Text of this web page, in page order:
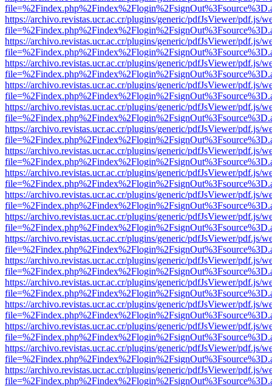
https://archivo.revistas.ucr.ac.cr/plugins/generic/pdfJsViewer/pdf.js/
https://archivo.revistas.ucr.ac.cr/plugins/generic/pdfJsViewer/pdf.js/
https://archivo.revistas.ucr.ac.cr/plugins/generic/pdfJsViewer/pdf.js/
https://archivo.revistas.ucr.ac.cr/plugins/generic/pdfJsViewer/pdf.js/
https://archivo.revistas.ucr.ac.cr/plugins/generic/pdfJsViewer/pdf.js/
https://archivo.revistas.ucr.ac.cr/plugins/generic/pdfJsViewer/pdf.js/
https://archivo.revistas.ucr.ac.cr/plugins/generic/pdfJsViewer/pdf.js/
https://archivo.revistas.ucr.ac.cr/plugins/generic/pdfJsViewer/pdf.js/
https://archivo.revistas.ucr.ac.cr/plugins/generic/pdfJsViewer/pdf.js/
https://archivo.revistas.ucr.ac.cr/plugins/generic/pdfJsViewer/pdf.js/
https://archivo.revistas.ucr.ac.cr/plugins/generic/pdfJsViewer/pdf.js/
https://archivo.revistas.ucr.ac.cr/plugins/generic/pdfJsViewer/pdf.js/
https://archivo.revistas.ucr.ac.cr/plugins/generic/pdfJsViewer/pdf.js/
https://archivo.revistas.ucr.ac.cr/plugins/generic/pdfJsViewer/pdf.js/
https://archivo.revistas.ucr.ac.cr/plugins/generic/pdfJsViewer/pdf.js/
https://archivo.revistas.ucr.ac.cr/plugins/generic/pdfJsViewer/pdf.js/
https://archivo.revistas.ucr.ac.cr/plugins/generic/pdfJsViewer/pdf.js/